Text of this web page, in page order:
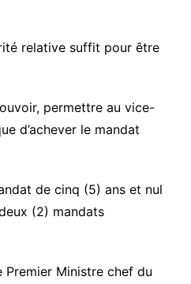
relative suffit pour être
permettre au vice-
d’achever le mandat
de cinq (5) ans et nul
(2) mandats
Premier Ministre chef du